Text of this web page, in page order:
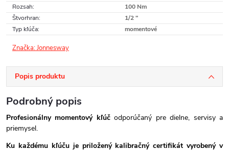
Rozsah:
100 Nm
Štvorhran:
1/2 "
Typ kľúča: momentové
Značka:Jonnesway
Popis produktu
Podrobný popis
Profesionálny momentový kľúčodporúčaný pre dielne, servisy a
priemysel.
Ku každému kľúču je priložený kalibračný certifikát vyrobený v